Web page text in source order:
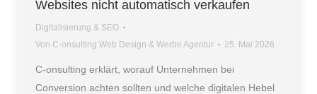
Websites nicht automatisch verkaufen
Digitalisierung & SEO
Von C-onsulting Web Design & Werbe Agentur 25. Mai 2026
C-onsulting erklärt, worauf Unternehmen bei
Conversion achten sollten und welche digitalen Hebel